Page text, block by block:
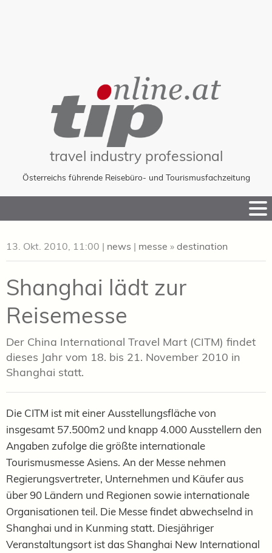
travel industry professional
Österreichs führende Reisebüro- und Tourismusfachzeitung
to
13. Okt. 2010, 11:00 | news | messe » destination
Shanghai lädt zur
Reisemesse
Der China International Travel Mart (CITM) findet
dieses Jahr vom 18. bis 21. November 2010 in
Shanghai statt.
Die CITM ist mit einer Ausstellungsfläche von
insgesamt 57.500m2 und knapp 4.000 Ausstellern den
Angaben zufolge die größte internationale
Tourismusmesse Asiens. An der Messe nehmen
Regierungsvertreter, Unternehmen und Käufer aus
über 90 Ländern und Regionen sowie internationale
Organisationen teil. Die Messe findet abwechselnd in
Shanghai und in Kunming statt. Diesjähriger
Veranstaltungsort ist das Shanghai New International